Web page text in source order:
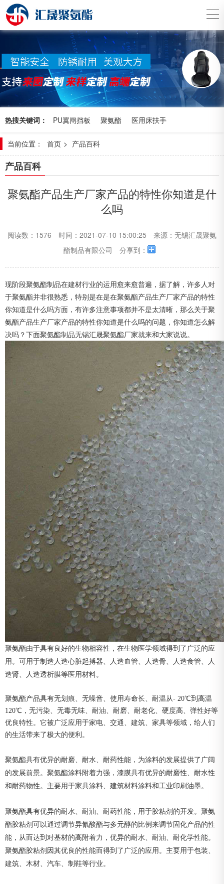
热搜关键词： PU翼闸挡板 聚氨酯 医用床扶手
当前位置： 首页 > 产品百科
产品百科
聚氨酯产品生产厂家产品的特性你知道是什
么吗
阅读数：1576 时间：2021-07-10 15:00:25
来源：无锡汇晟聚氨
酯制品有限公司
分享到：
现阶段聚氨酯制品在建材行业的运用愈来愈普遍，据了解，许多人对
于聚氨酯并非很熟悉，特别是在是在聚氨酯产品生产厂家产品的特性
你知道是什么吗方面，有许多注意事项都并不是太清晰，那么关于聚
氨酯产品生产厂家产品的特性你知道是什么吗的问题，你知道怎么解
决吗？下面聚氨酯制品无锡汇晟聚氨酯厂家就来和大家说说。
聚氨酯由于具有良好的生物相容性，在生物医学领域得到了广泛的应
用。可用于制造人造心脏起搏器、人造血管、人造骨、人造食管、人
造肾、人造透析膜等医用材料。
聚氨酯产品具有无划痕、无噪音、使用寿命长、耐温从- 20℃到高温
120℃，无污染、无毒无味、耐油、耐磨、耐老化、硬度高、弹性好等
优良特性。它被广泛应用于家电、交通、建筑、家具等领域，给人们
的生活带来了极大的便利。
聚氨酯具有优异的耐磨、耐水、耐药性能，为涂料的发展提供了广阔
的发展前景。聚氨酯涂料附着力强，漆膜具有优异的耐磨性、耐水性
和耐药物性。主要用于家具涂料、建筑材料涂料和工业印刷油墨。
聚氨酯具有优异的耐水、耐油、耐药性能，用于胶粘剂的开发。聚氨
酯胶粘剂可以通过调节异氰酸酯与多元醇的比例来调节固化产品的性
能，从而达到对基材的高附着力，优异的耐水、耐油、耐化学性能。
聚氨酯胶粘剂因其优良的性能而得到了广泛的应用。主要用于包装、
建筑、木材、汽车、制鞋等行业。